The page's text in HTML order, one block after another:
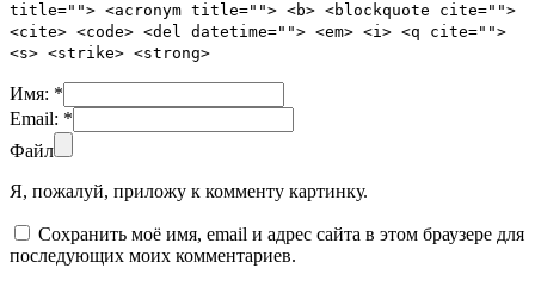
title=""> <acronym title=""> <b> <blockquote cite="">
<cite> <code> <del datetime=""> <em> <i> <q cite="">
<s> <strike> <strong>
Имя: *
Email: *
Файл
Я, пожалуй, приложу к комменту картинку.
Сохранить моё имя, email и адрес сайта в этом браузере для
последующих моих комментариев.